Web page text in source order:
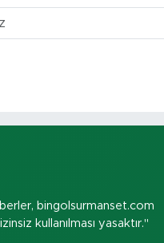
bingolsurmanset.com
kullanılması yasaktır."